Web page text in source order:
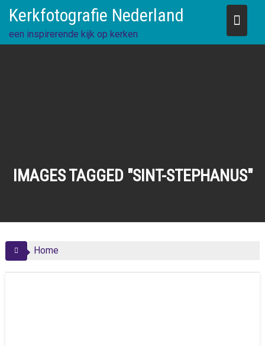
content
Kerkfotografie Nederland
een inspirerende kijk op kerken
IMAGES TAGGED "SINT-STEPHANUS"
Home